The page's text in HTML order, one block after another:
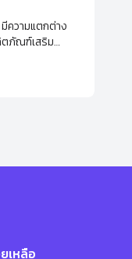
ความแตกต่าง
ตภัณฑ์เสริม
เหลือ